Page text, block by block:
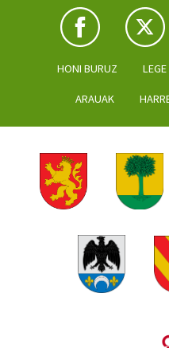
HONI BURUZ
ARAUAK